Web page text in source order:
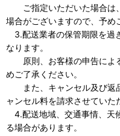
ご指定いただいた場合は
場合がございますので、予め
3.配送業者の保管期限を過
なります。
原則、お客様の申告によ
めご了承ください。
また、キャンセル及び返
ャンセル料を請求させていた
4.配送地域、交通事情、天
る場合があります。